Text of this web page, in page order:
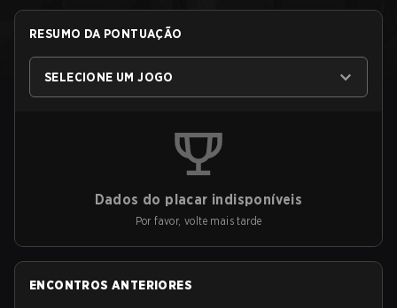
RESUMO DA PONTUAÇÃO
SELECIONE UM JOGO
Dados do placar indisponíveis
Por favor, volte mais tarde
ENCONTROS ANTERIORES